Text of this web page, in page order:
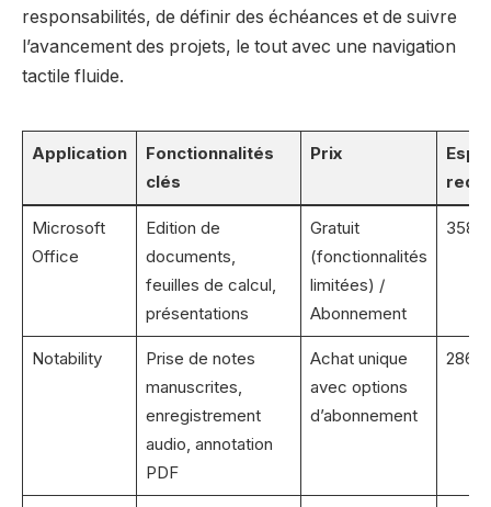
responsabilités, de définir des échéances et de suivre
l’avancement des projets, le tout avec une navigation
tactile fluide.
Application
Fonctionnalités
clés
Prix
Microsoft
Office
Edition de
documents,
feuilles de calcul,
présentations
Gratuit
(fonctionnalités
limitées) /
Abonnement
358
Notability
Prise de notes
manuscrites,
enregistrement
audio, annotation
PDF
Achat unique
avec options
d’abonnement
286